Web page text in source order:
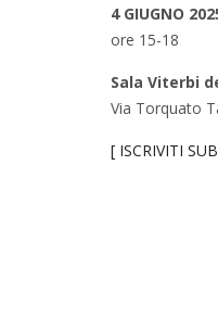
4 GIUGNO
ore 15-18
Sala Viterbi
Via Torquato
[ ISCRIVITI